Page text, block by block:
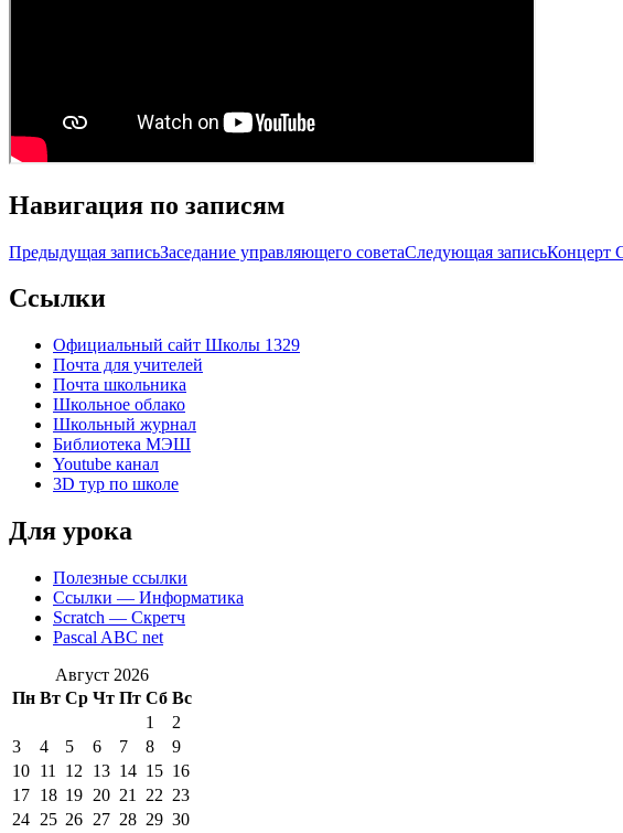
Навигация по записям
Предыдущая записьЗаседание управляющего советаСледующая записьКонцерт
Ccылки
Официальный сайт Школы 1329
Почта для учителей
Почта школьника
Школьное облако
Школьный журнал
Библиотека МЭШ
Youtube канал
3D тур по школе
Для урока
Полезные ссылки
Ссылки — Информатика
Scratch — Скретч
Pascal ABC net
Август 2026
Пн Вт Ср Чт Пт Сб Вс
1
2
3
4 5 6 7 8
9
10 11 12 13 14 15 16
17 18 19 20 21 22 23
24 25 26 27 28 29 30